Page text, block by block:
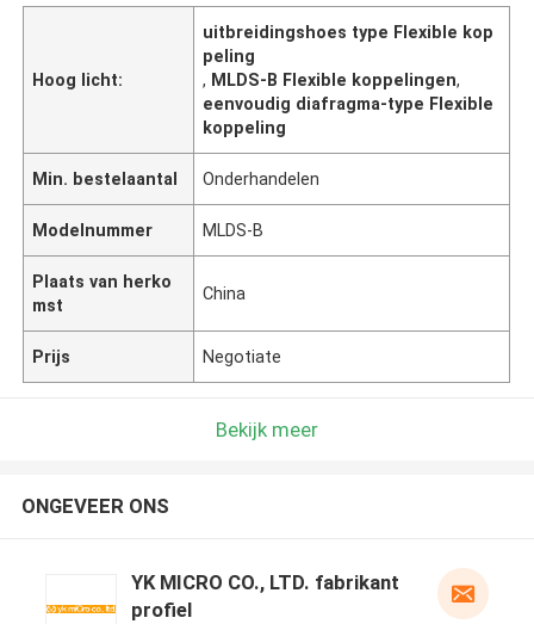
Hoog licht:
uitbreidingshoes type Flexible kop
peling
, MLDS-B Flexible koppelingen,
eenvoudig diafragma-type Flexible
koppeling
Min. bestelaantal Onderhandelen
Modelnummer MLDS-B
Plaats van herko
mst
China
Prijs Negotiate
Bekijk meer
ONGEVEER ONS
YK MICRO CO., LTD. fabrikant
profiel